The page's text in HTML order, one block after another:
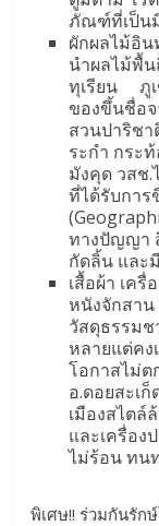
ภัณฑ์ที่เป็น
ผักผลไม้อิ
นำผลไม้พื้
ทุเรียน ภูเ
ของขึ้นชื่อจ
สวนปาริช
ระกำ กระ
มังคุด วสช.
ที่ได้รับการ
ทางปัญญา
กัดลิ้น และ
เสื้อผ้า เค
หนังจักสา
วัสดุธรรม
หลายแต่ค
โอกาสไม่
อ.ดอยสะเ
เมืองสไตล์
และเครื่อง
ไม่ร้อน ทน
พิเศษ!! ร่วมกันรัก